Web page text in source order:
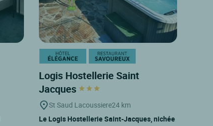
Logis Hostellerie Saint
Jacques
St Saud Lacoussiere24 km
Le Logis Hostellerie Saint-Jacques, nichée